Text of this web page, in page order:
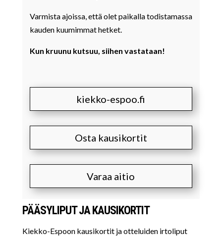
Varmista ajoissa, että olet paikalla todistamassa
kauden kuumimmat hetket.
Kun kruunu kutsuu, siihen vastataan!
kiekko-espoo.fi
Osta kausikortit
Varaa aitio
PÄÄSYLIPUT JA KAUSIKORTIT
Kiekko-Espoon kausikortit ja otteluiden irtoliput